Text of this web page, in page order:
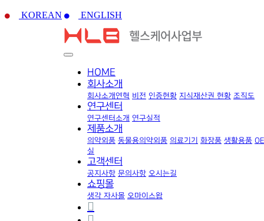
KOREAN ENGLISH
HOME
회사소개
회사소개연혁 비전 인증현황 지식재산권 현황 조직도
연구센터
연구센터소개 연구실적
제품소개
의약외품 동물용의약외품 의료기기 화장품 생활용품
실
고객센터
공지사항 문의사항 오시는길
쇼핑몰
생각 자사몰 오마이스왑